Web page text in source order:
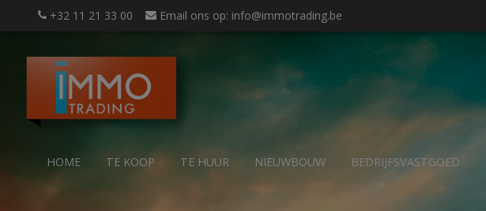
+32 11 21 33 00 Email ons op: info@immotrading.be
HOME TE KOOP TE HUUR NIEUWBOUW BEDRIJFSVASTGOED